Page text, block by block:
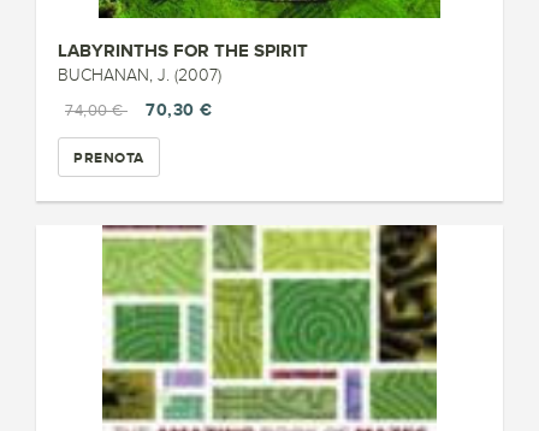
LABYRINTHS FOR THE SPIRIT
BUCHANAN, J. (2007)
74,00 €
70,30 €
PRENOTA